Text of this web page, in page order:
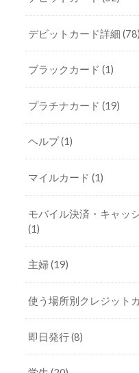
デビットカード詳細(78)
ブラックカード(1)
プラチナカード(19)
ヘルプ(1)
マイルカード(1)
モバイル決済・キャッ
(1)
主婦(19)
使う場所別クレジット
即日発行(8)